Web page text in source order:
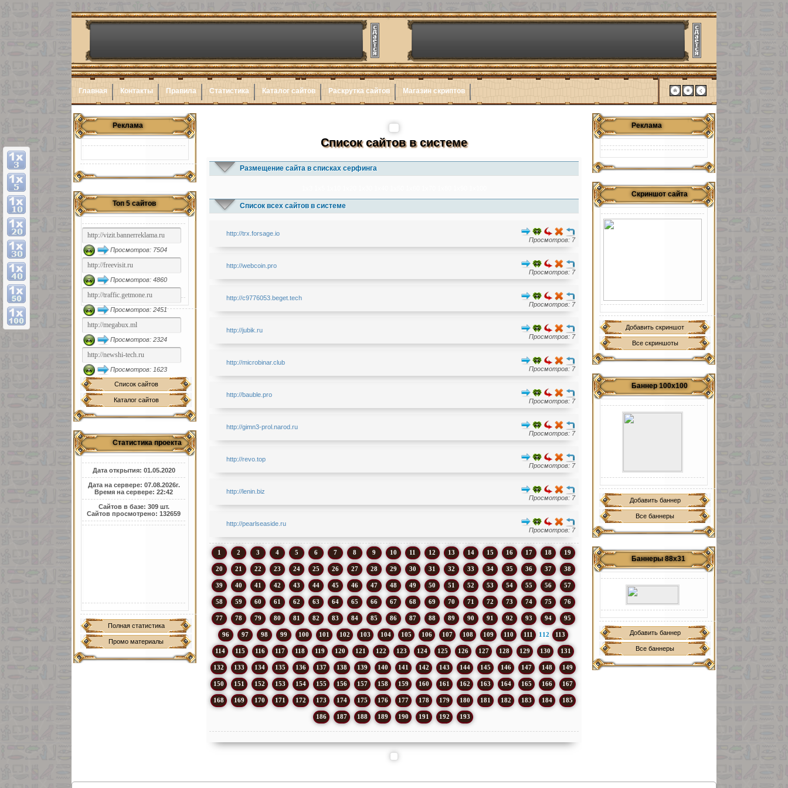
Главная Контакты Правила Статистика Каталог сайтов Раскрутка сайтов Магазин скриптов
Реклама
Топ 5 сайтов
Просмотров: 7504
Просмотров: 4860
Просмотров: 2451
Просмотров: 2324
Просмотров: 1623
Список сайтов
Каталог сайтов
Статистика проекта
Дата открытия: 01.05.2020
Дата на сервере: 07.08.2026г.
Время на сервере: 22:42
Сайтов в базе: 309 шт.
Сайтов просмотрено: 132659
Полная статистика
Промо материалы
Реклама
Скриншот сайта
Добавить скриншот
Все скриншоты
Баннер 100х100
Добавить баннер
Все баннеры
Баннеры 88х31
Добавить баннер
Все баннеры
Список сайтов в системе
Размещение сайта в списках серфинга
Список всех сайтов в системе
http://trx.forsage.io
Просмотров: 7
http://webcoin.pro
Просмотров: 7
http://c9776053.beget.tech
Просмотров: 7
http://jubik.ru
Просмотров: 7
http://microbinar.club
Просмотров: 7
http://bauble.pro
Просмотров: 7
http://gimn3-prol.narod.ru
Просмотров: 7
http://revo.top
Просмотров: 7
http://lenin.biz
Просмотров: 7
http://pearlseaside.ru
Просмотров: 7
1 2 3 4 5 6 7 8 9 10 11 12 13 14 15 16 17 18 19
20 21 22 23 24 25 26 27 28 29 30 31 32 33 34 35 36 37 38
39 40 41 42 43 44 45 46 47 48 49 50 51 52 53 54 55 56 57
58 59 60 61 62 63 64 65 66 67 68 69 70 71 72 73 74 75 76
77 78 79 80 81 82 83 84 85 86 87 88 89 90 91 92 93 94 95
96 97 98 99 100 101 102 103 104 105 106 107 108 109 110 111 112 113
114 115 116 117 118 119 120 121 122 123 124 125 126 127 128 129 130 131
132 133 134 135 136 137 138 139 140 141 142 143 144 145 146 147 148 149
150 151 152 153 154 155 156 157 158 159 160 161 162 163 164 165 166 167
168 169 170 171 172 173 174 175 176 177 178 179 180 181 182 183 184 185
186 187 188 189 190 191 192 193